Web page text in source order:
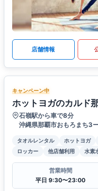
店舗情報
キャンペーン中
ホットヨガのカルド
石嶺駅から車で8分
沖縄県那覇市おもろまち3
タオルレンタル ホットヨガ
ロッカー
他店舗利用 水素
営業時間
平日 9:30〜23:00